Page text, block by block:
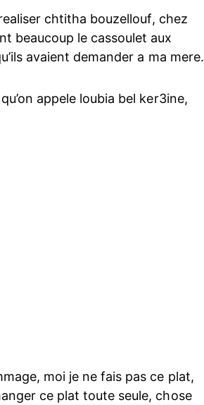
chtitha bouzellouf, chez
beaucoup le cassoulet aux
avaient demander a ma mere.
appele loubia bel ker3ine,
moi je ne fais pas ce plat,
ce plat toute seule, chose